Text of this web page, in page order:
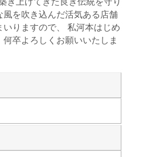
を吹き込んだ活気ある店舗
りますので、 私河本はじめ
卒よろしくお願いいたしま